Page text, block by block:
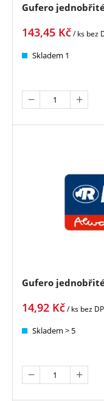
Gufero jednobřité
143,45 Kč/ ks bez
Skladem 1
Gufero jednobřité
14,92 Kč/ ks bez
Skladem > 5